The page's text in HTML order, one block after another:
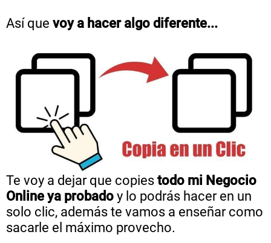
Así que voy a hacer algo diferente...
Te voy a dejar que copies todo mi Negocio
Online ya probado y lo podrás hacer en un
solo clic, además te vamos a enseñar como
sacarle el máximo provecho.